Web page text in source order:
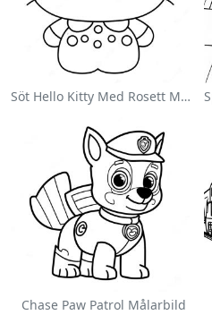
Söt Hello Kitty Med Rosett Målarbild
Chase Paw Patrol Målarbild